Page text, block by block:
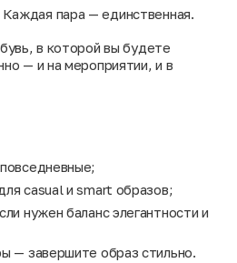
пара — единственная.
в которой вы будете
— и на мероприятии, и в
casual и smart образов;
нужен баланс элегантности и
— завершите образ стильно.